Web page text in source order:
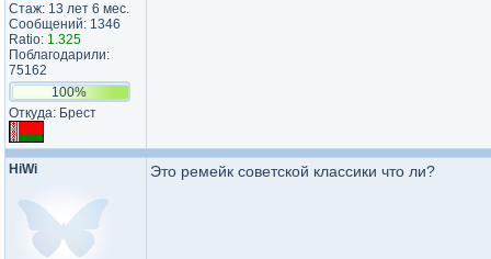
Стаж: 13 лет 6 мес.
Сообщений: 1346
Ratio: 1.325
Поблагодарили:
75162
100%
Откуда: Брест
HiWi Это ремейк советской классики что ли?